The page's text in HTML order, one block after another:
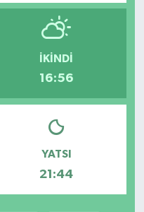
İKINDI
16:56
YATSI
21:44